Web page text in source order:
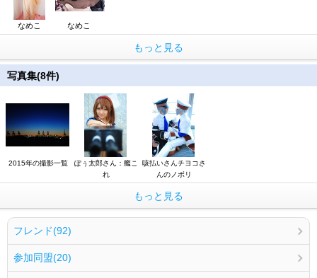
なめこ なめこ
もっと見る
写真集(8件)
2015年の撮影一覧
ぽぅ太郎さん：艦こ
れ
咳払いさんチヨコさ
んのノボリ
もっと見る
フレンド(92)
参加同盟(20)